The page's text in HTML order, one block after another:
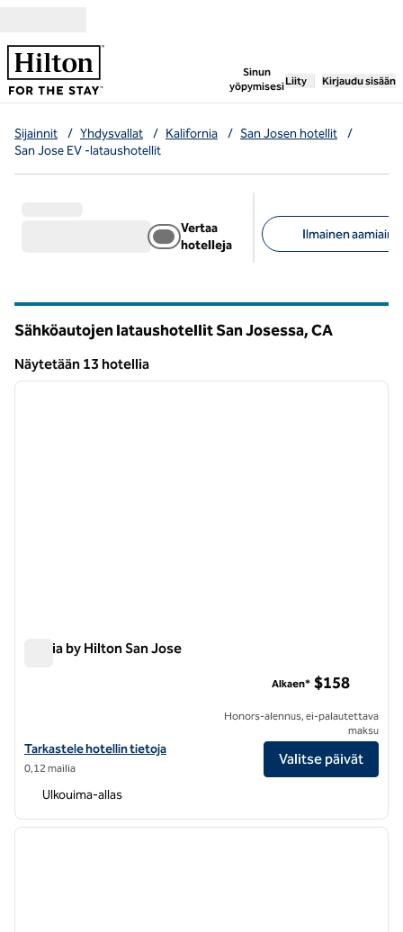
Sinun
yöpymisesi
, avaa uuden
Liity Kirjaudu sisään
Sijainnit / Yhdysvallat / Kalifornia / San Josen hotellit
/
San Jose EV -lataushotellit
Vertaa
hotelleja
Ilmainen
Sähköautojen lataushotellit San Josessa,CA
Näytetään 13 hotellia
Näytetään 13 hotellia
1/12
Signia by Hilton San Jose
Katso hotellitiedot kohteesta Signia by Hilton San Jose
Tarkastele hotellin tietoja
0,12 mailia
Alkaen* $158
Honors-alennus, ei-palautettava
maksu
Valitse päivät
Ulkouima-allas
1/12